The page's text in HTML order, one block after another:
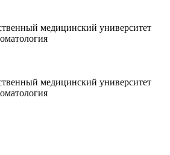
медицинский университет
медицинский университет